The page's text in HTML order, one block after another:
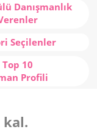
Danışmanlık
Seçilenler
Top 10
Profili
kal.